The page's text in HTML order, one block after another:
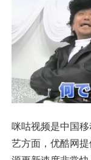
咪咕视频是中国
艺方面，优酷网